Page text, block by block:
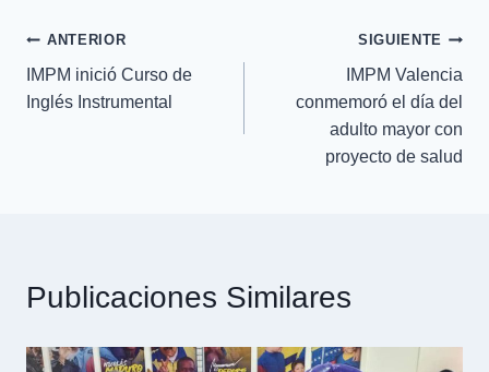
ANTERIOR
IMPM inició Curso de
Inglés Instrumental
SIGUIENTE
IMPM Valencia
conmemoró el día del
adulto mayor con
proyecto de salud
Publicaciones Similares